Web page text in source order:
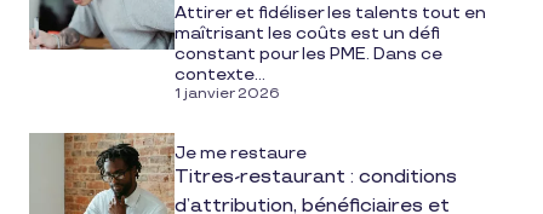
Attirer et fidéliser les talents tout en
maîtrisant les coûts est un défi
constant pour les PME. Dans ce
contexte...
1 janvier 2026
Je me restaure
Titres-restaurant : conditions
d’attribution, bénéficiaires et